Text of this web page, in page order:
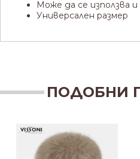
Може да се използва
Универсален размер
ПОДОБНИ